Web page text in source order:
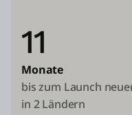
11
Monate
bis zum Launch
in 2 Ländern